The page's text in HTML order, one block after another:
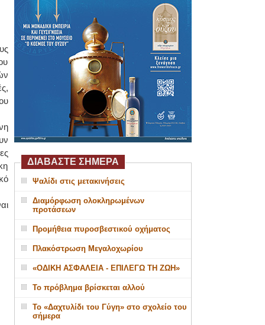
ΔΙΑΒΑΣΤΕ ΣΗΜΕΡΑ
Ψαλίδι στις μετακινήσεις
Διαμόρφωση ολοκληρωμένων
προτάσεων
Προμήθεια πυροσβεστικού οχήματος
Πλακόστρωση Μεγαλοχωρίου
«ΟΔΙΚΗ ΑΣΦΑΛΕΙΑ - ΕΠΙΛΕΓΩ ΤΗ ΖΩΗ»
Το πρόβλημα βρίσκεται αλλού
Το «Δαχτυλίδι του Γύγη» στο σχολείο του
σήμερα